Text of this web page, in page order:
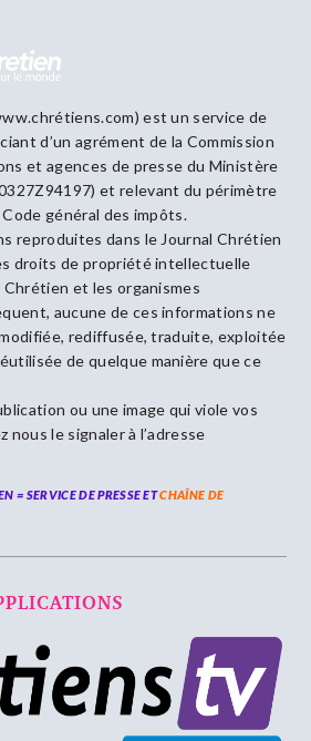
est un service de
d’un agrément de la Commission
et agences de presse du Ministère
et relevant du périmètre
général des impôts.
reproduites dans le Journal Chrétien
droits de propriété intellectuelle
et les organismes
aucune de ces informations ne
rediffusée, traduite, exploitée
de quelque manière que ce
ou une image qui viole vos
nous le signaler à l’adresse
= SERVICE DE PRESSE ETCHAÎNE DE